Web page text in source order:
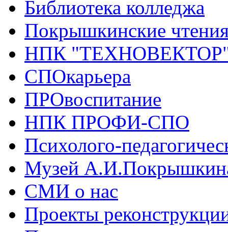
Библиотека колледжа
Покрышкинские
НПК
СПОкарьера
ПРОвоспитание
НПК ПРОФИ-СПО
Психолого-
Музей
СМИ о нас
Проекты